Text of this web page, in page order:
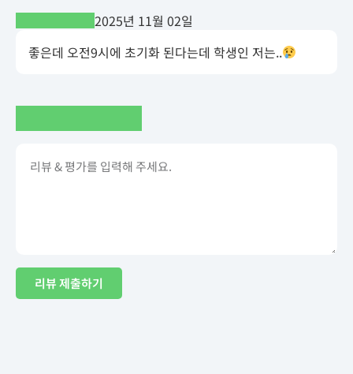
2025년 11월 02일
좋은데 오전9시에 초기화 된다는데 학생인 저는..
리뷰 제출하기